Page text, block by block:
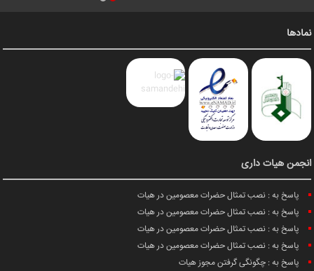
نمادها
انجمن هیات داری
پاسخ به : نصب تمثال حضرات معصومین در هیات
پاسخ به : نصب تمثال حضرات معصومین در هیات
پاسخ به : نصب تمثال حضرات معصومین در هیات
پاسخ به : نصب تمثال حضرات معصومین در هیات
پاسخ به : چگونگی گرفتن مجوز هیات